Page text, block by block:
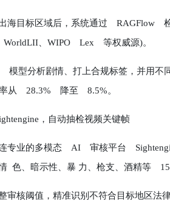
目标区域后，系统通过 RAGFlow
、WIPO Lex 等权威源)。
分析剧情、打上合规标签，并用不同
从 28.3% 降至 8.5%。
，自动抽检视频关键帧
业的多模态 AI 审核平台
色、暗示性、暴 力、枪支、酒精等
核阈值，精准识别不符合目标地区法